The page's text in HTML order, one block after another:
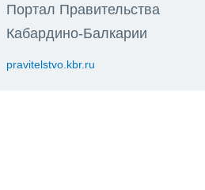
Портал Правительства
Кабардино-Балкарии
pravitelstvo.kbr.ru